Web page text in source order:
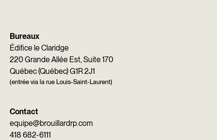
Bureaux
Édifice le Claridge
220 Grande Allée Est, Suite 170
Québec (Québec) G1R 2J1
(entrée via la rue Louis-Saint-Laurent)
Contact
equipe@brouillardrp.com
418 682-6111